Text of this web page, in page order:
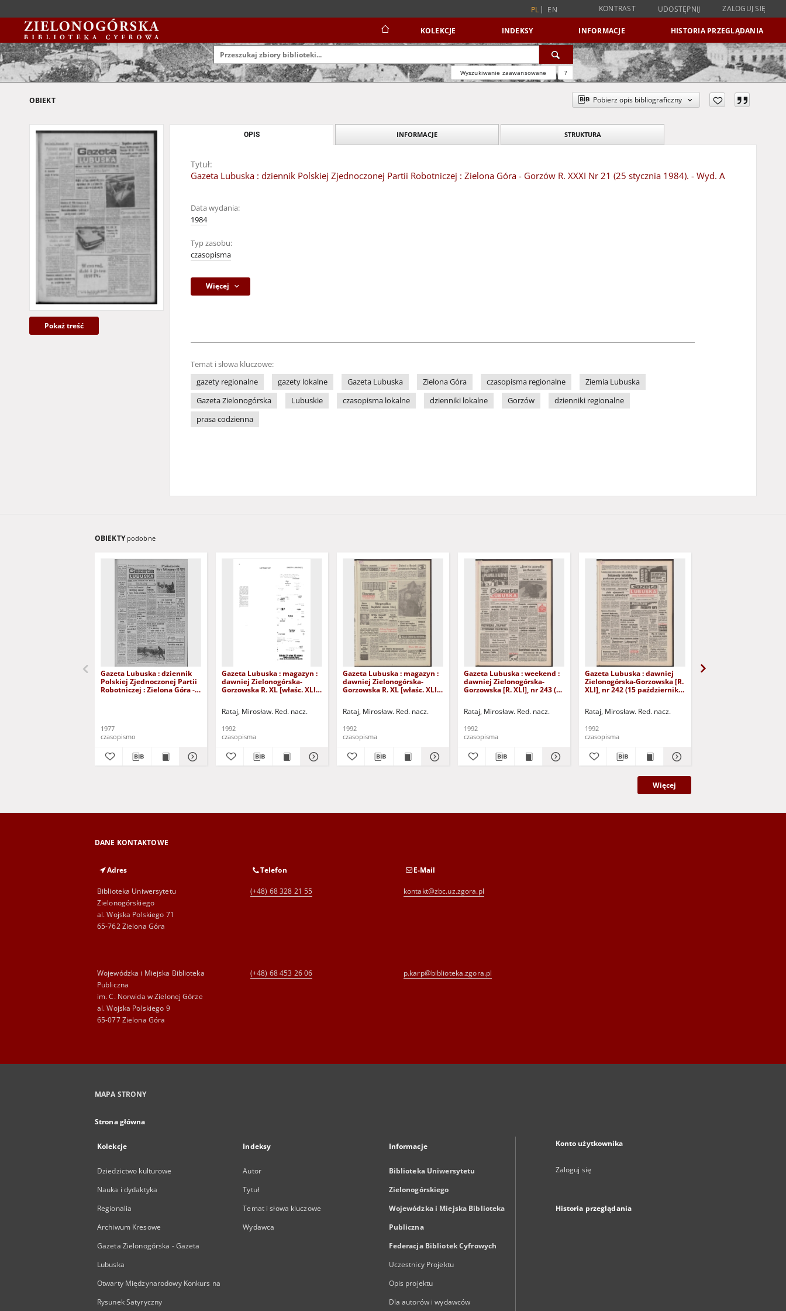
PL EN KONTRAST UDOSTĘPNIJ ZALOGUJ SIĘ
KOLEKCJE INDEKSY INFORMACJE HISTORIA PRZEGLĄDANIA
Wyszukiwanie zaawansowane ?
OBIEKT Pobierz opis bibliograficzny
Pokaż treść
OPIS INFORMACJE STRUKTURA
Tytuł:
Gazeta Lubuska : dziennik Polskiej Zjednoczonej Partii Robotniczej : Zielona Góra - Gorzów R. XXXI Nr 21 (25 stycznia 1984). - Wyd. A
Data wydania:
1984
Typ zasobu:
czasopisma
Więcej
Temat i słowa kluczowe:
gazety regionalne
gazety lokalne Gazeta Lubuska Zielona Góra czasopisma regionalne
Ziemia Lubuska
Gazeta Zielonogórska
Lubuskie czasopisma lokalne dzienniki lokalne Gorzów
dzienniki regionalne
prasa codzienna
OBIEKTY podobne
Gazeta Lubuska : dziennik
Polskiej Zjednoczonej Partii
Robotniczej : Zielona Góra -
1977
czasopismo
Gazeta Lubuska : magazyn :
dawniej Zielonogórska-
Gorzowska R. XL [właśc. XLI],
Rataj, Mirosław. Red. nacz.
1992
czasopisma
Gazeta Lubuska : magazyn :
dawniej Zielonogórska-
Gorzowska R. XL [właśc. XLI],
Rataj, Mirosław. Red. nacz.
1992
czasopisma
Gazeta Lubuska : weekend :
dawniej Zielonogórska-
Gorzowska [R. XLI], nr 243 (16
Rataj, Mirosław. Red. nacz.
1992
czasopisma
Gazeta Lubuska : dawniej
Zielonogórska-Gorzowska [R.
XLI], nr 242 (15 października
Rataj, Mirosław. Red. nacz.
1992
czasopisma
Więcej
DANE KONTAKTOWE
Adres
Biblioteka Uniwersytetu
Zielonogórskiego
al. Wojska Polskiego 71
65-762 Zielona Góra
Telefon
(+48) 68 328 21 55
E-Mail
kontakt@zbc.uz.zgora.pl
Wojewódzka i Miejska Biblioteka
Publiczna
im. C. Norwida w Zielonej Górze
al. Wojska Polskiego 9
65-077 Zielona Góra
(+48) 68 453 26 06 p.karp@biblioteka.zgora.pl
MAPA STRONY
Strona główna
Kolekcje
Dziedzictwo kulturowe
Nauka i dydaktyka
Regionalia
Archiwum Kresowe
Gazeta Zielonogórska - Gazeta
Lubuska
Otwarty Międzynarodowy Konkurs na
Rysunek Satyryczny
Indeksy
Autor
Tytuł
Temat i słowa kluczowe
Wydawca
Informacje
Biblioteka Uniwersytetu
Zielonogórskiego
Wojewódzka i Miejska Biblioteka
Publiczna
Federacja Bibliotek Cyfrowych
Uczestnicy Projektu
Opis projektu
Dla autorów i wydawców
Konto użytkownika
Zaloguj się
Historia przeglądania